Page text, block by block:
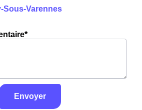
Sous-Varennes
Envoyer